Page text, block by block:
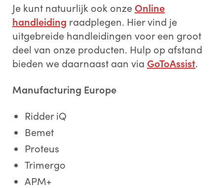
Je kunt natuurlijk ook onze Online
handleiding raadplegen. Hier vind je
uitgebreide handleidingen voor een groot
deel van onze producten. Hulp op afstand
bieden we daarnaast aan via GoToAssist.
Manufacturing Europe
Ridder iQ
Bemet
Proteus
Trimergo
APM+